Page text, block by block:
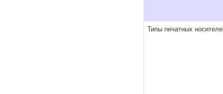
Типы печатных